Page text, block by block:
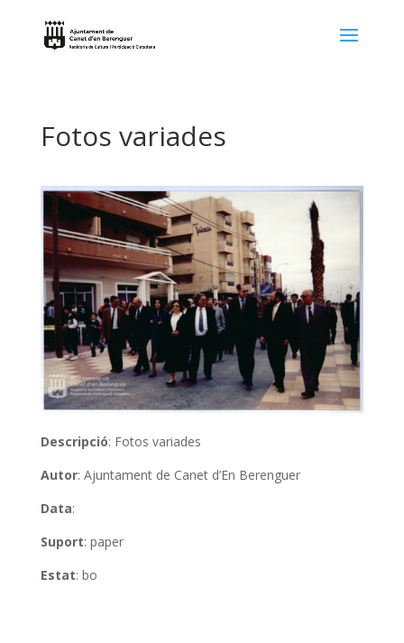
Fotos variades
Descripció: Fotos variades
Autor: Ajuntament de Canet d’En Berenguer
Data:
Suport: paper
Estat: bo